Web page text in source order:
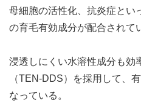
母細胞の活性化、抗炎症とい
の育毛有効成分が配合されて
浸透しにくい水溶性成分も効
（TEN-DDS）を採用して、
なっている。